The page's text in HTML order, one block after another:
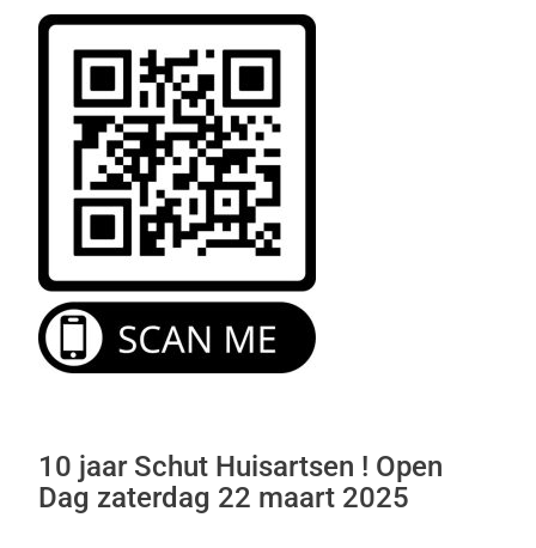
10 jaar Schut Huisartsen ! Open
Dag zaterdag 22 maart 2025